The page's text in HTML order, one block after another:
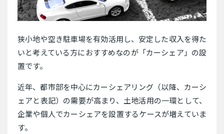
狭小地や空き駐車場を有効活用し、安定した収入を得た
いと考えている方におすすめなのが「カーシェア」の設
置です。
近年、都市部を中心にカーシェアリング（以降、カーシ
ェアと表記）の需要が高まり、土地活用の一環として、
企業や個人でカーシェアを設置するケースが増えていま
す。